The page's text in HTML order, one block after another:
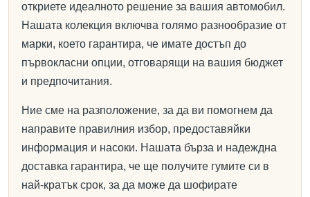
откриете идеалното решение за вашия автомобил.
Нашата колекция включва голямо разнообразие от
марки, което гарантира, че имате достъп до
първокласни опции, отговарящи на вашия бюджет
и предпочитания.
Ние сме на разположение, за да ви помогнем да
направите правилния избор, предоставяйки
информация и насоки. Нашата бърза и надеждна
доставка гарантира, че ще получите гумите си в
най-кратък срок, за да може да шофирате